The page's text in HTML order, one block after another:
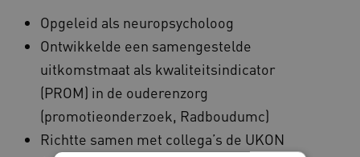
Opgeleid als neuropsycholoog
Ontwikkelde een samengestelde
uitkomstmaat als kwaliteitsindicator
(PROM) in de ouderenzorg
(promotieonderzoek, Radboudumc)
Richtte samen met collega’s de UKON